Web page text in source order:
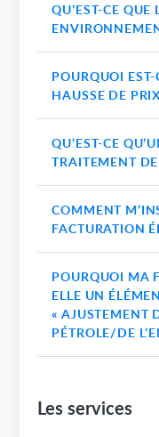
QU’EST-CE
POURQUOI
HAUSSE DE
QU’EST-CE
TRAITEMENT
COMMENT
FACTURATION
POURQUOI MA
ELLE UN
« AJUSTEMENT
PÉTROLE/DE
Les services